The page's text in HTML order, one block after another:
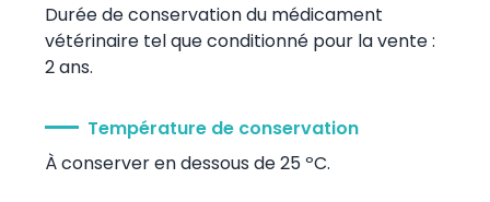
Durée de conservation du médicament
vétérinaire tel que conditionné pour la vente :
2 ans.
Température de conservation
À conserver en dessous de 25 ºC.